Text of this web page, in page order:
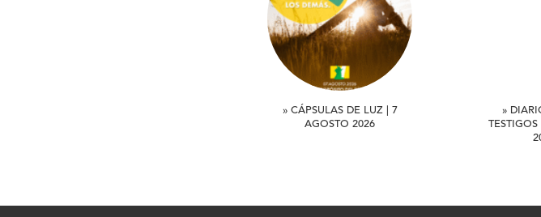
» CÁPSULAS DE LUZ | 7
AGOSTO 2026
»